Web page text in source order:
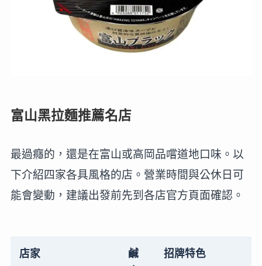
富山黑拉麵推薦名店
最過癮的，還是在富山或高岡品嚐道地口味。以
下介紹四家各具風格的店。營業時間與公休日可
能會變動，建議出發前先到各店官方頁面確認。
店家
鹹
招牌特色